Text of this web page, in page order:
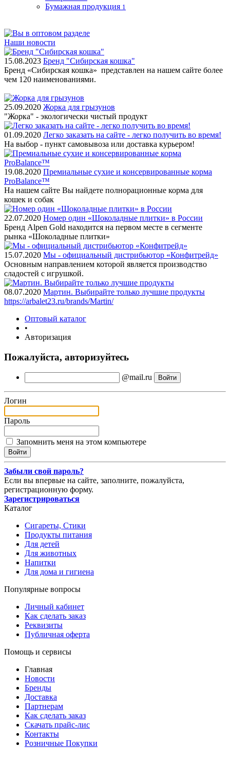
Бумажная продукция 1
Наши новости
15.08.2023 Бренд "Сибирская кошка"
Бренд «Сибирская кошка» представлен на нашем сайте более
чем 120 наименованиями.
25.09.2020 Жорка для грызунов
"Жорка" - экологически чистый продукт
01.09.2020 Легко заказать на сайте - легко получить во время!
На выбор - пункт самовывоза или доставка курьером!
19.08.2020 Премиальные сухие и консервированные корма
ProBalance™
На нашем сайте Вы найдете полнорационные корма для
кошек и собак
22.07.2020 Номер один «Шоколадные плитки» в России
Бренд Alpen Gold находится на первом месте в сегменте
рынка «Шоколадные плитки»
15.07.2020 Мы - официальный дистрибьютор «Конфитрейд»
Основным направлением которой является производство
сладостей с игрушкой.
08.07.2020 Мартин. Выбирайте только лучшие продукты
https://arbalet23.ru/brands/Martin/
Оптовый каталог
•
Авторизация
Пожалуйста, авторизуйтесь
@mail.ru
Логин
Пароль
Запомнить меня на этом компьютере
Забыли свой пароль?
Если вы впервые на сайте, заполните, пожалуйста,
регистрационную форму.
Зарегистрироваться
Каталог
Сигареты, Стики
Продукты питания
Для детей
Для животных
Напитки
Для дома и гигиена
Популярные вопросы
Личный кабинет
Как сделать заказ
Реквизиты
Публичная оферта
Помощь и сервисы
Главная
Новости
Бренды
Доставка
Партнерам
Как сделать заказ
Скачать прайс-лис
Контакты
Розничные Покупки